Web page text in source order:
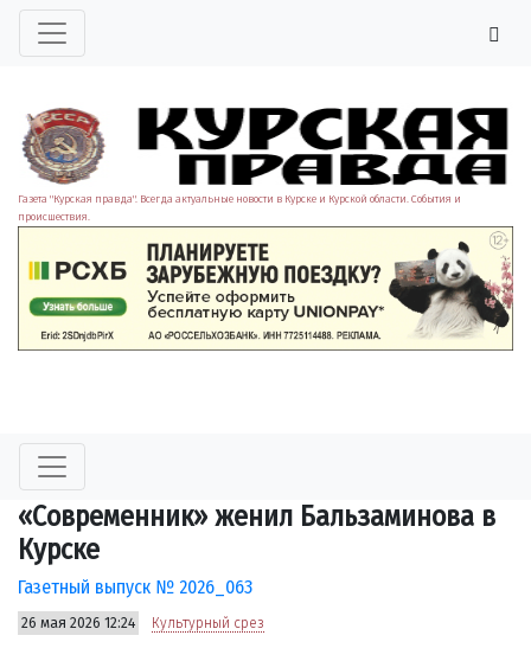
Газета "Курская правда". Всегда актуальные новости в Курске и Курской области. События и
происшествия.
«Современник» женил Бальзаминова в
Курске
Газетный выпуск № 2026_063
26 мая 2026 12:24 Культурный срез